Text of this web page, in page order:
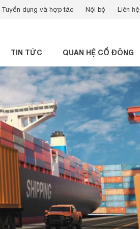
Tuyển dụng và hợp tác Nội bộ Liên hệ
TIN TỨC QUAN HỆ CỔ ĐÔNG